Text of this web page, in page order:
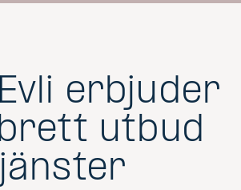
erbjuder
utbud